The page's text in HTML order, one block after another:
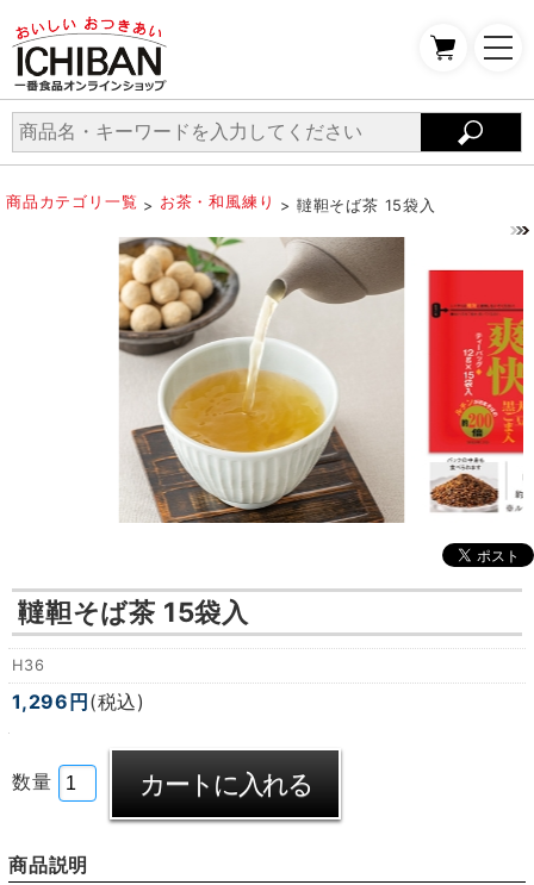
商品カテゴリ一覧 > お茶・和風練り > 韃靼そば茶 15袋入
韃靼そば茶 15袋入
H36
1,296円 (税込)
数量
商品説明